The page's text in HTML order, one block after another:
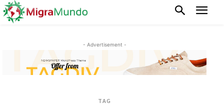
- Advertisement -
TAG